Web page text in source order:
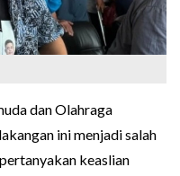
dan Olahraga
ini menjadi salah
keaslian